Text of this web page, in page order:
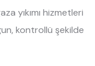
yıkımı hizmetleri
kontrollü şekilde